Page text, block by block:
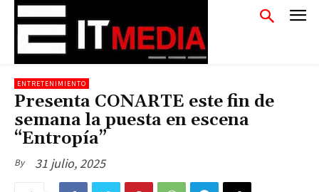
ENTRETENIMIENTO
Presenta CONARTE este fin de
semana la puesta en escena
“Entropía”
By 31 julio, 2025